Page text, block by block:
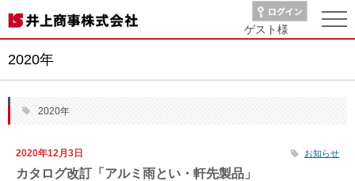
ゲスト様
2020年
2020年
2020年12月3日 お知らせ
カタログ改訂「アルミ雨とい・軒先製品」